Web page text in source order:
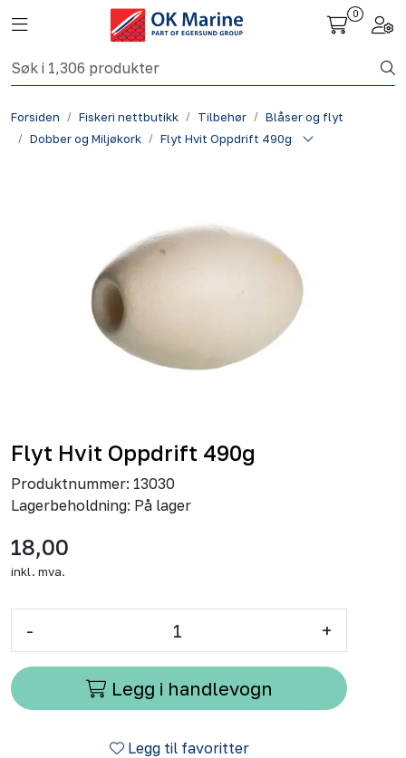
Skip to main content
Toggle navigation
0
Forsiden Fiskeri nettbutikk Tilbehør
Blåser og flyt
Dobber og Miljøkork
Flyt Hvit Oppdrift 490g
Flyt Hvit Oppdrift 490g
Produktnummer: 13030
Lagerbeholdning: På lager
18,00
inkl. mva.
- +
Legg i handlevogn
Legg til favoritter
Fiskeri nettbutikk
Havbruk